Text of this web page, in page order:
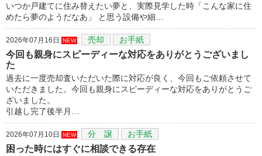
いつか戸建てに住み替えたい夢と、実際見学した時「こんな家に住
めたら夢のようだなあ」 と思う設備や細…
2026年07月16日 NEW 売却 お手紙
今回も親身にスピーディーな対応をありがとうございまし
た
過去に一度売却査いただいた際に対応が良く、今回もご依頼させて
いただきました。今回も親身にスピーディーな対応をありがとうご
ざいました。
引越し完了後半月…
2026年07月10日 NEW 分 譲 お手紙
困った時にはすぐに相談できる存在